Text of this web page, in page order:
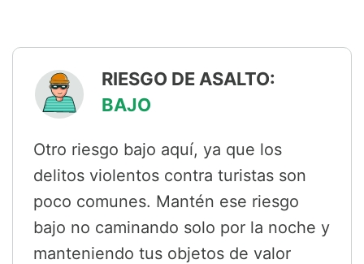
RIESGO DE ASALTO:
BAJO
Otro riesgo bajo aquí, ya que los
delitos violentos contra turistas son
poco comunes. Mantén ese riesgo
bajo no caminando solo por la noche y
manteniendo tus objetos de valor